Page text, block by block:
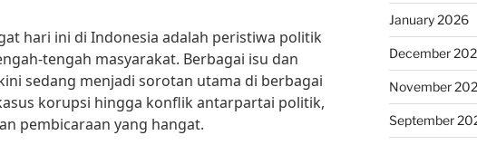
hari ini di Indonesia adalah peristiwa politik
tengah masyarakat. Berbagai isu dan
sedang menjadi sorotan utama di berbagai
korupsi hingga konflik antarpartai politik,
pembicaraan yang hangat.
January 2026
December
November
September